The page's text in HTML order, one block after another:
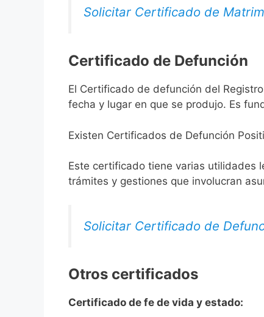
Solicitar Certificado de
Certificado de Defunción
El Certificado de defunción del
fecha y lugar en que se produjo. Es
Existen Certificados de Defunción
Este certificado tiene varias utilidades
trámites y gestiones que involucran
Solicitar Certificado de
Otros certificados
Certificado de fe de vida y estado: